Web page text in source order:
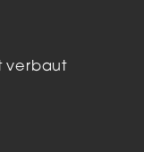
verbaut